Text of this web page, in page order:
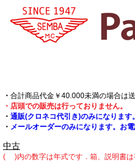
・ 合計商品代金￥40.000未満の場合は
・店頭での販売は行っておりません。
・ 通販(クロネコ代引き)のみになります。
・ メールオーダーのみになります。お
中古
( )内の数字は年式です． 箱、説明書は